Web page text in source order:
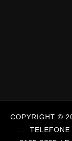
COPYRIGHT ©
:::.